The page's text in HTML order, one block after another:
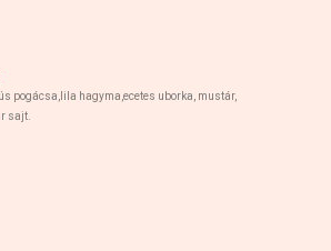
pogácsa,lila hagyma,ecetes uborka, mustár,
sajt.